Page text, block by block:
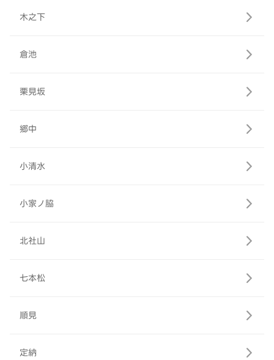
木之下
倉池
栗見坂
郷中
小清水
小家ノ脇
北社山
七本松
順見
定納